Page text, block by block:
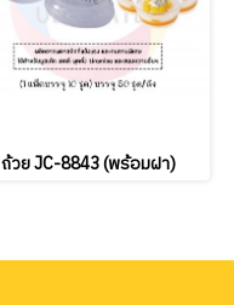
ถ้วย JC-8843 (พร้อมฝา)